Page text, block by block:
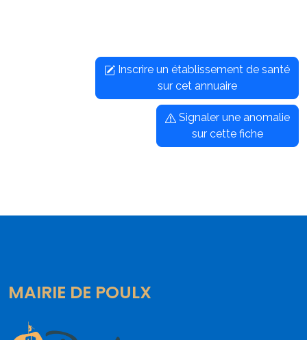
Inscrire un établissement de santé
sur cet annuaire
Signaler une anomalie
sur cette fiche
MAIRIE DE POULX